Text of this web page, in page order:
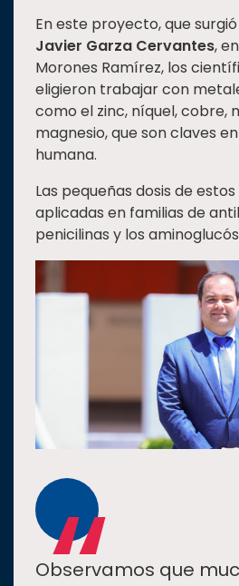
En este proyecto, que
Javier Garza Cervantes,
Morones Ramírez, los
eligieron trabajar con
como el zinc, níquel, cobre,
magnesio, que son claves
humana.
Las pequeñas dosis de
aplicadas en familias de
penicilinas y los
Observamos que